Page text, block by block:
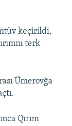
keçirildi,
terk
Ümerovğa
Qırım